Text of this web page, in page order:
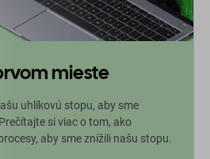
mieste
uhlíkovú stopu, aby sme
si viac o tom, ako
aby sme znížili našu stopu.